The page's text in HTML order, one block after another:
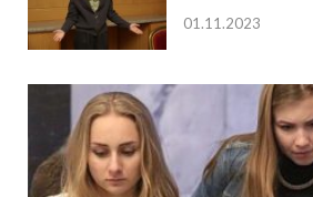
01.11.2023